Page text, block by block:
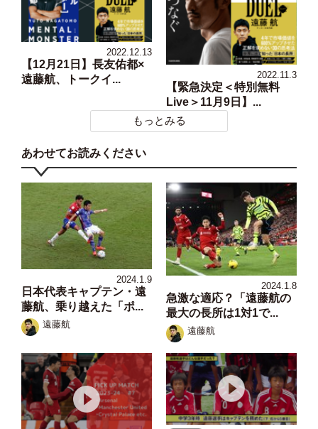
2022.12.13
【12月21日】長友佑都×
遠藤航、トークイ...
2022.11.3
【緊急決定＜特別無料
Live＞11月9日】...
もっとみる
あわせてお読みください
2024.1.9
日本代表キャプテン・遠
藤航、乗り越えた「ポ...
遠藤航
2024.1.8
急激な適応？「遠藤航の
最大の長所は1対1で...
遠藤航